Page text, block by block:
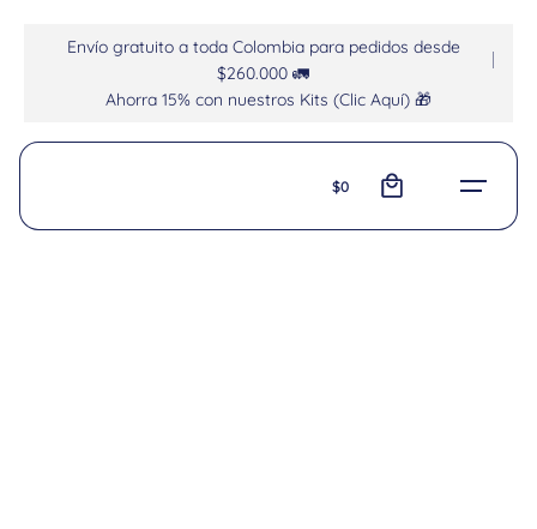
Envío gratuito a toda Colombia para pedidos desde
$260.000 🚛
Ahorra 15% con nuestros Kits (Clic Aquí) 🎁
$0